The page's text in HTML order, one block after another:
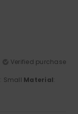
Verified purchase
: Small Material: